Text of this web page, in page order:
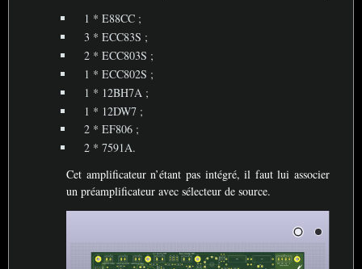
1 *E88CC ;
3 *ECC83S ;
2 *ECC803S ;
1 *ECC802S ;
1 * 12BH7A ;
1 * 12DW7 ;
2 *EF806 ;
2 * 7591A.
Cet amplificateur n’étant pas intégré, il faut lui associer
un préamplificateur avec sélecteur de source.